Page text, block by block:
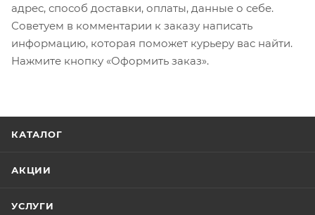
адрес, способ доставки, оплаты, данные о себе.
Советуем в комментарии к заказу написать
информацию, которая поможет курьеру вас найти.
Нажмите кнопку «Оформить заказ».
КАТАЛОГ
АКЦИИ
УСЛУГИ